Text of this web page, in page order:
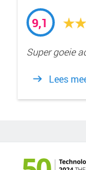
9,1
Super goeie
Lees